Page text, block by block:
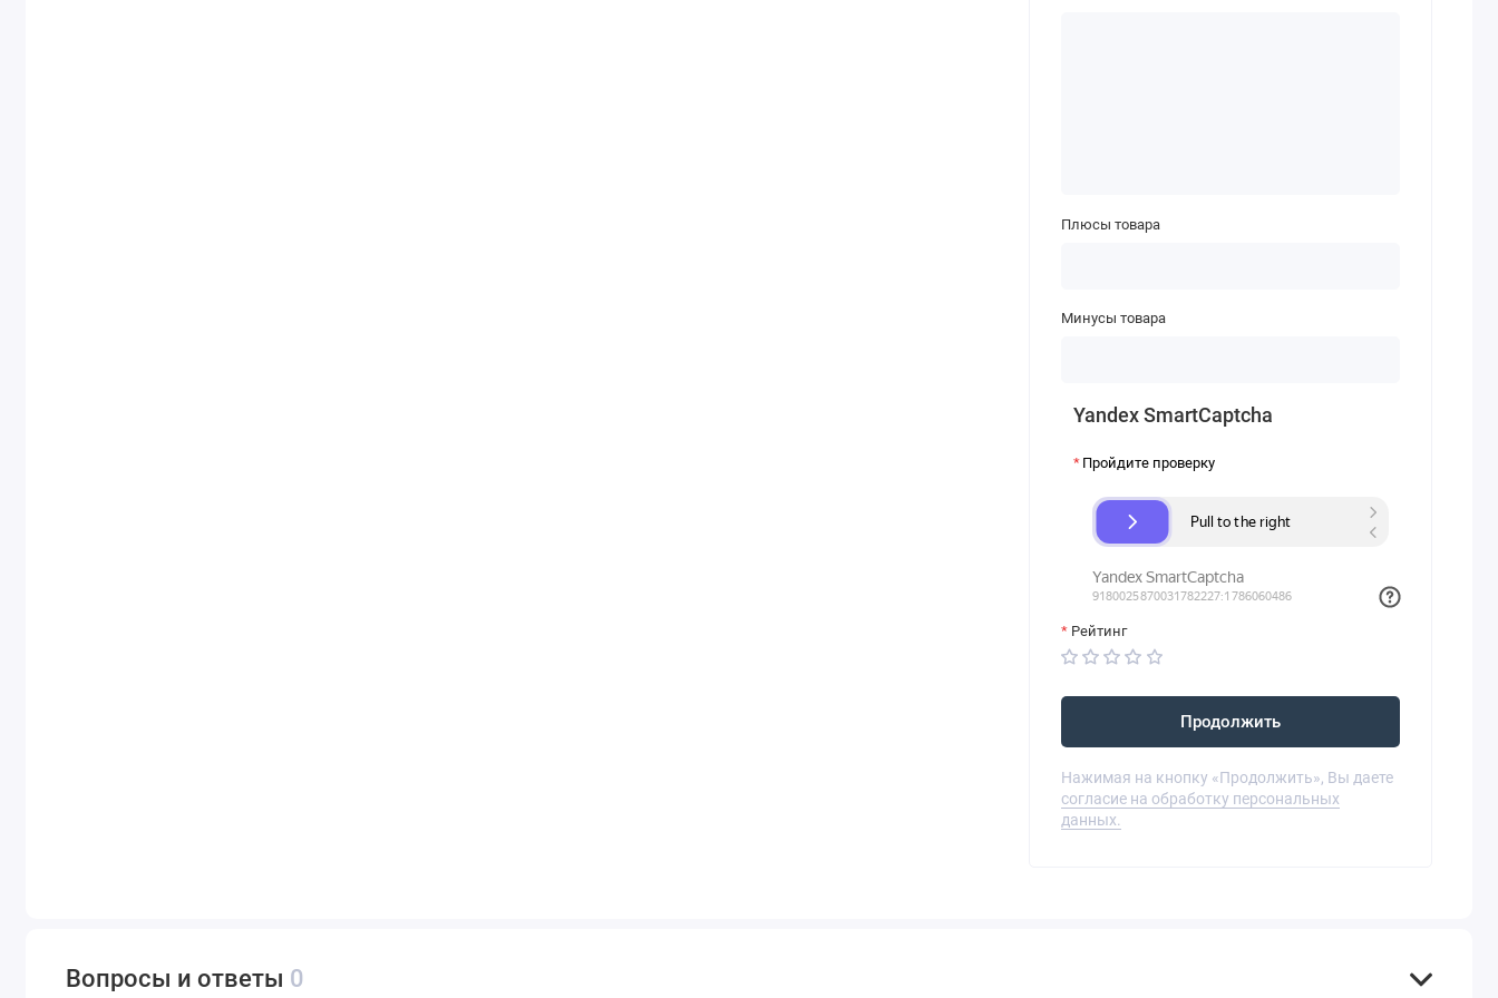
Плюсы товара
Минусы товара
Yandex SmartCaptcha
Пройдите проверку
Рейтинг
Продолжить
Нажимая на кнопку «Продолжить», Вы даете
согласие на обработку персональных
данных.
Вопросы и ответы 0